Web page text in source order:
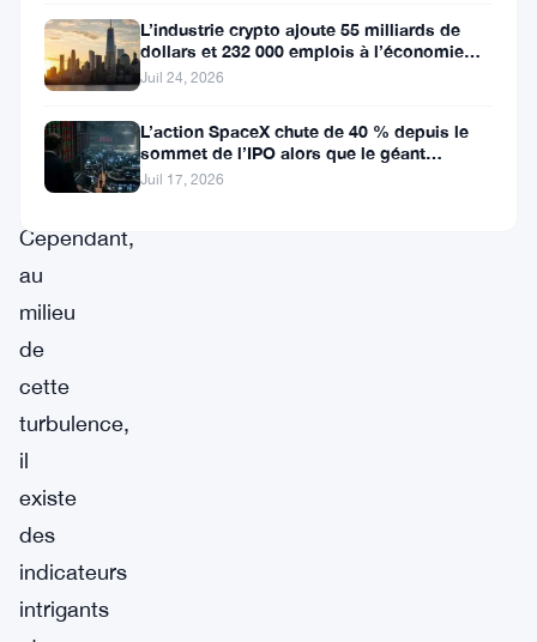
suscitant
des
inquiétudes
parmi
investisseurs.
Cependant,
au
milieu
de
cette
turbulence,
il
existe
des
indicateurs
intrigants
L’industrie crypto ajoute 55 milliards de
dollars et 232 000 emplois à l’économie
américaine
Juil 24, 2026
L’action SpaceX chute de 40 % depuis le
sommet de l’IPO alors que le géant
aérospatial d’Elon Musk fait face
Juil 17, 2026